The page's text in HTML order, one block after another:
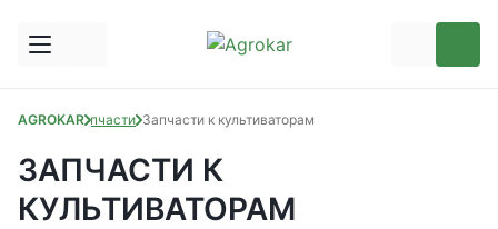
AGROKARЗапчасти Запчасти к культиваторам
ЗАПЧАСТИ К
КУЛЬТИВАТОРАМ